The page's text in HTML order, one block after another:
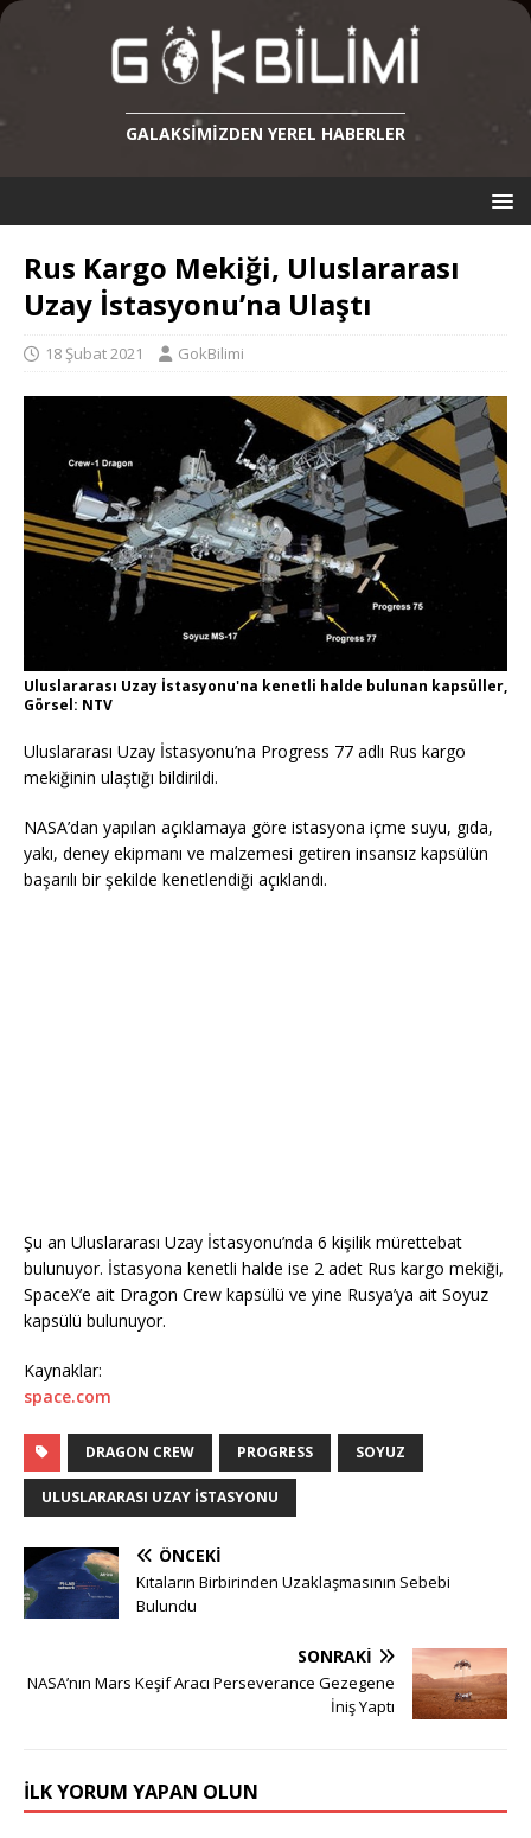
GALAKSIMIZDEN YEREL HABERLER
Rus Kargo Mekiği, Uluslararası
Uzay İstasyonu’na Ulaştı
18 Şubat 2021 GokBilimi
Uluslararası Uzay İstasyonu'na kenetli halde bulunan kapsüller,
Görsel: NTV
Uluslararası Uzay İstasyonu’na Progress 77 adlı Rus kargo
mekiğinin ulaştığı bildirildi.
NASA’dan yapılan açıklamaya göre istasyona içme suyu, gıda,
yakı, deney ekipmanı ve malzemesi getiren insansız kapsülün
başarılı bir şekilde kenetlendiği açıklandı.
Şu an Uluslararası Uzay İstasyonu’nda 6 kişilik mürettebat
bulunuyor. İstasyona kenetli halde ise 2 adet Rus kargo mekiği,
SpaceX’e ait Dragon Crew kapsülü ve yine Rusya’ya ait Soyuz
kapsülü bulunuyor.
Kaynaklar:
space.com
DRAGON CREW PROGRESS SOYUZ
ULUSLARARASI UZAY ISTASYONU
ÖNCEKI
Kıtaların Birbirinden Uzaklaşmasının Sebebi
Bulundu
SONRAKI
NASA’nın Mars Keşif Aracı Perseverance Gezegene
İniş Yaptı
İLK YORUM YAPAN OLUN